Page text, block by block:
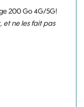
200 Go 4G/5G!
et ne les fait pas